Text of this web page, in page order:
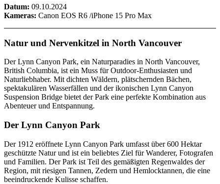
Datum: 09.10.2024
Kameras: Canon EOS R6 /iPhone 15 Pro Max
Natur und Nervenkitzel in North Vancouver
Der Lynn Canyon Park, ein Naturparadies in North Vancouver,
British Columbia, ist ein Muss für Outdoor-Enthusiasten und
Naturliebhaber. Mit dichten Wäldern, plätschernden Bächen,
spektakulären Wasserfällen und der ikonischen Lynn Canyon
Suspension Bridge bietet der Park eine perfekte Kombination aus
Abenteuer und Entspannung.
Der Lynn Canyon Park
Der 1912 eröffnete Lynn Canyon Park umfasst über 600 Hektar
geschützte Natur und ist ein beliebtes Ziel für Wanderer, Fotografen
und Familien. Der Park ist Teil des gemäßigten Regenwaldes der
Region, mit riesigen Tannen, Zedern und Hemlocktannen, die eine
beeindruckende Kulisse schaffen.